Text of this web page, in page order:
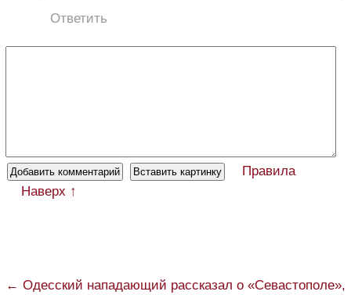
Ответить
Правила
Наверх ↑
← Одесский нападающий рассказал о «Севастополе»,